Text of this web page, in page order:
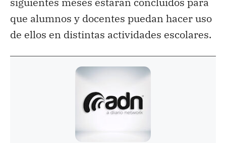
que alumnos y docentes puedan hacer uso
de ellos en distintas actividades escolares.